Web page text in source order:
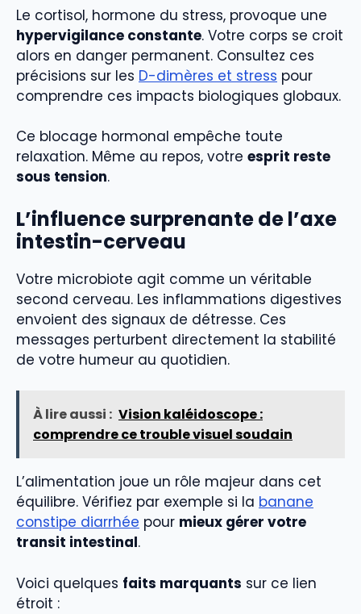
Le cortisol, hormone du stress, provoque une
hypervigilance constante. Votre corps se croit
alors en danger permanent. Consultez ces
précisions sur les D-dimères et stress pour
comprendre ces impacts biologiques globaux.
Ce blocage hormonal empêche toute
relaxation. Même au repos, votre esprit reste
sous tension.
L’influence surprenante de l’axe
intestin-cerveau
Votre microbiote agit comme un véritable
second cerveau. Les inflammations digestives
envoient des signaux de détresse. Ces
messages perturbent directement la stabilité
de votre humeur au quotidien.
À lire aussi : Vision kaléidoscope :
comprendre ce trouble visuel soudain
L’alimentation joue un rôle majeur dans cet
équilibre. Vérifiez par exemple si la banane
constipe diarrhée pour mieux gérer votre
transit intestinal.
Voici quelques faits marquants sur ce lien
étroit :